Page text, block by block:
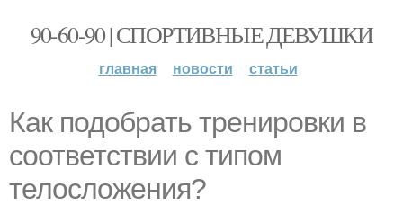
90-60-90 | СПОРТИВНЫЕ ДЕВУШКИ
главная новости статьи
Как подобрать тренировки в
соответствии с типом
телосложения?